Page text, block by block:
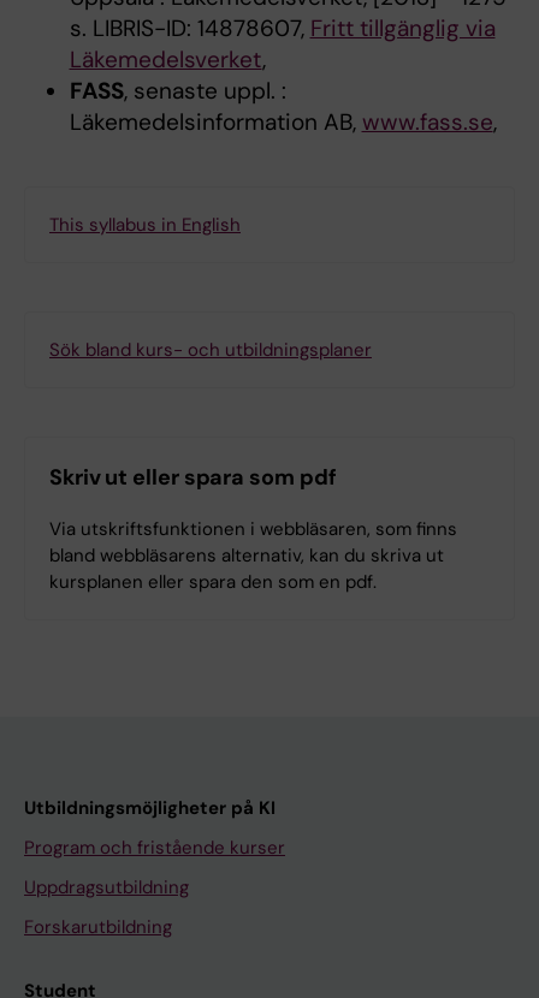
s. LIBRIS-ID: 14878607, Fritt tillgänglig via
Läkemedelsverket,
FASS, senaste uppl. :
Läkemedelsinformation AB, www.fass.se,
This syllabus in English
Sök bland kurs- och utbildningsplaner
Skriv ut eller spara som pdf
Via utskriftsfunktionen i webbläsaren, som finns
bland webbläsarens alternativ, kan du skriva ut
kursplanen eller spara den som en pdf.
Utbildningsmöjligheter på KI
Program och fristående kurser
Uppdragsutbildning
Forskarutbildning
Student